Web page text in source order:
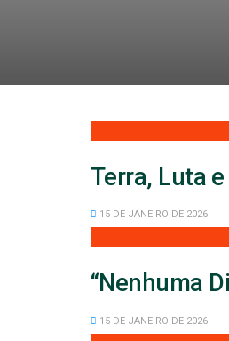
Terra, Luta
15 DE JANEIRO DE 2026
“Nenhuma
15 DE JANEIRO DE 2026